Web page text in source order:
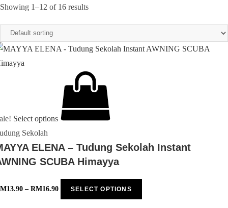
Showing 1–12 of 16 results
Select options
Sekolah
ELENA – Tudung Sekolah Instant
SCUBA Himayya
13.90 – RM16.90 SELECT OPTIONS